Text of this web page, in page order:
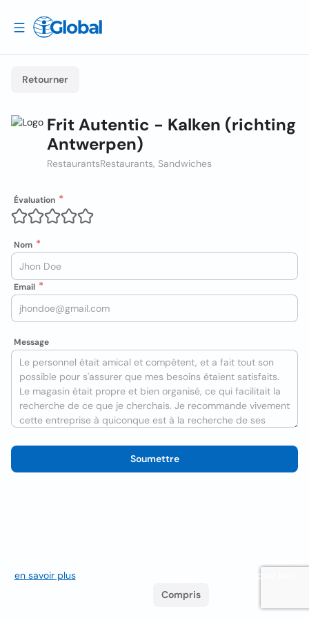
Retourner
Frit Autentic - Kalken (richting
Antwerpen)
RestaurantsRestaurants, Sandwiches
Évaluation
Nom
Email
Message
Soumettre
en savoir plus. Si vous continuez à naviguer, vous acceptez leur
Compris